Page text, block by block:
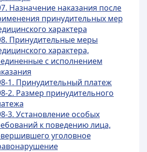
Назначение наказания после
принудительных мер
характера
Принудительные меры
характера,
с исполнением
1. Принудительный платеж
2. Размер принудительного
3. Установление особых
к поведению лица,
уголовное